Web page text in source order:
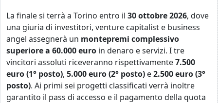
La finale si terrà a Torino entro il 30 ottobre 2026, dove
una giuria di investitori, venture capitalist e business
angel assegnerà un montepremi complessivo
superiore a 60.000 euro in denaro e servizi. I tre
vincitori assoluti riceveranno rispettivamente7.500
euro (1° posto), 5.000 euro (2° posto) e2.500 euro (3°
posto). Ai primi sei progetti classificati verrà inoltre
garantito il pass di accesso e il pagamento della quota